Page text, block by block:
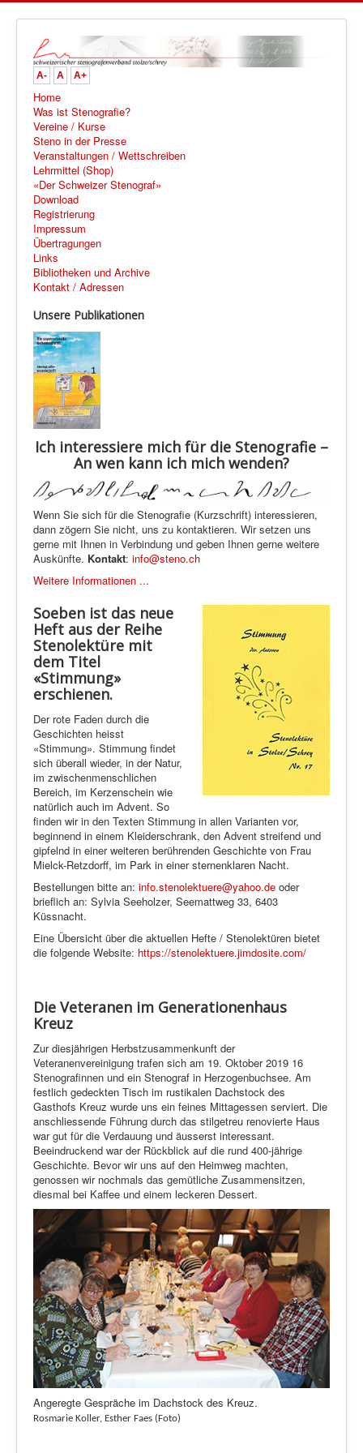
A- A A+
Home
Was ist Stenografie?
Vereine / Kurse
Steno in der Presse
Veranstaltungen / Wettschreiben
Lehrmittel (Shop)
«Der Schweizer Stenograf»
Download
Registrierung
Impressum
Übertragungen
Links
Bibliotheken und Archive
Kontakt / Adressen
Unsere Publikationen
Ich interessiere mich für die Stenografie –
An wen kann ich mich wenden?
Wenn Sie sich für die Stenografie (Kurzschrift) interessieren,
dann zögern Sie nicht, uns zu kontaktieren. Wir setzen uns
gerne mit Ihnen in Verbindung und geben Ihnen gerne weitere
Auskünfte. Kontakt: info@steno.ch
Weitere Informationen ...
Soeben ist das neue
Heft aus der Reihe
Stenolektüre mit
dem Titel
«Stimmung»
erschienen.
Der rote Faden durch die
Geschichten heisst
«Stimmung». Stimmung findet
sich überall wieder, in der Natur,
im zwischenmenschlichen
Bereich, im Kerzenschein wie
natürlich auch im Advent. So
finden wir in den Texten Stimmung in allen Varianten vor,
beginnend in einem Kleiderschrank, den Advent streifend und
gipfelnd in einer weiteren berührenden Geschichte von Frau
Mielck-Retzdorff, im Park in einer sternenklaren Nacht.
Bestellungen bitte an: info.stenolektuere@yahoo.de oder
brieflich an: Sylvia Seeholzer, Seemattweg 33, 6403
Küssnacht.
Eine Übersicht über die aktuellen Hefte / Stenolektüren bietet
die folgende Website: https://stenolektuere.jimdosite.com/
Die Veteranen im Generationenhaus
Kreuz
Zur diesjährigen Herbstzusammenkunft der
Veteranenvereinigung trafen sich am 19. Oktober 2019 16
Stenografinnen und ein Stenograf in Herzogenbuchsee. Am
festlich gedeckten Tisch im rustikalen Dachstock des
Gasthofs Kreuz wurde uns ein feines Mittagessen serviert. Die
anschliessende Führung durch das stilgetreu renovierte Haus
war gut für die Verdauung und äusserst interessant.
Beeindruckend war der Rückblick auf die rund 400-jährige
Geschichte. Bevor wir uns auf den Heimweg machten,
genossen wir nochmals das gemütliche Zusammensitzen,
diesmal bei Kaffee und einem leckeren Dessert.
Angeregte Gespräche im Dachstock des Kreuz.
Rosmarie Koller, Esther Faes (Foto)